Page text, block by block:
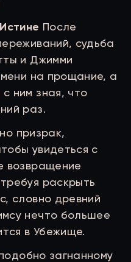
После
судьба
и Джимми
на прощание, а
ним зная, что
раз.
призрак,
увидеться с
возвращение
раскрыть
словно древний
нечто большее
в Убежище.
загнанному